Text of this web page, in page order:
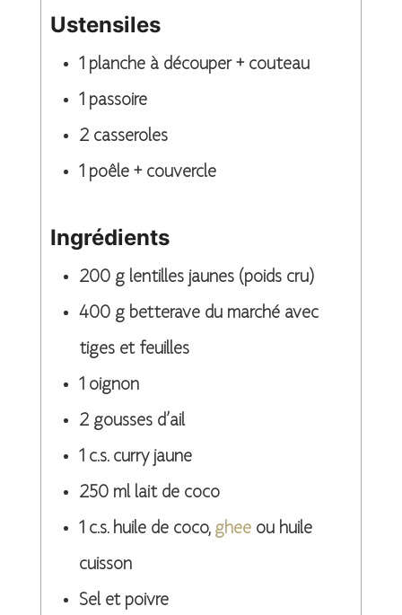
Ustensiles
1 planche à découper + couteau
1 passoire
2 casseroles
1 poêle + couvercle
Ingrédients
200 g lentilles jaunes (poids cru)
400 g betterave du marché avec
tiges et feuilles
1 oignon
2 gousses d’ail
1 c.s. curry jaune
250 ml lait de coco
1 c.s. huile de coco, ghee ou huile
cuisson
Sel et poivre